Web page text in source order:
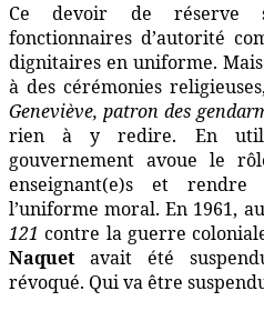
Ce devoir de réserve
fonctionnaires d’autorité
dignitaires en uniforme.
à des cérémonies
Geneviève, patron des
rien à y redire. En
gouvernement avoue le
enseignant(e)s et
l’uniforme moral. En 1961,
121 contre la guerre
Naquetavait été
révoqué. Qui va être